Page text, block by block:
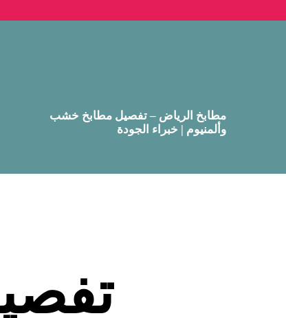
مطابخ الرياض – تفصيل مطابخ خشب
وألمنيوم | خبراء الجودة